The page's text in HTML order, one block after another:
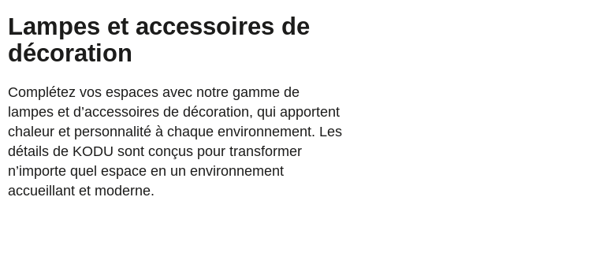
Lampes et accessoires de
décoration
Complétez vos espaces avec notre gamme de
lampes et d’accessoires de décoration, qui apportent
chaleur et personnalité à chaque environnement. Les
détails de KODU sont conçus pour transformer
n’importe quel espace en un environnement
accueillant et moderne.